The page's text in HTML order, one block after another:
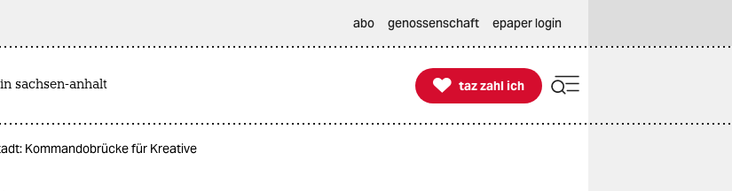
abo genossenschaft epaper login
sachsen-anhalt 
taz zahl ich
taz zahl ich
Kommandobrücke für Kreative